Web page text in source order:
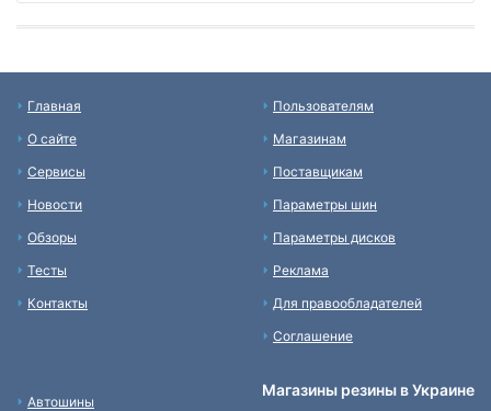
Главная
О сайте
Сервисы
Новости
Обзоры
Тесты
Контакты
Пользователям
Магазинам
Поставщикам
Параметры шин
Параметры дисков
Реклама
Для правообладателей
Соглашение
Автошины
Магазины резины в Украине